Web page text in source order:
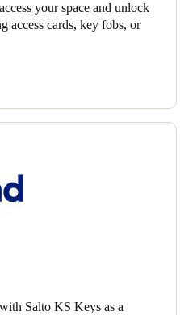
your space and unlock
access cards, key fobs, or
Salto KS Keys as a